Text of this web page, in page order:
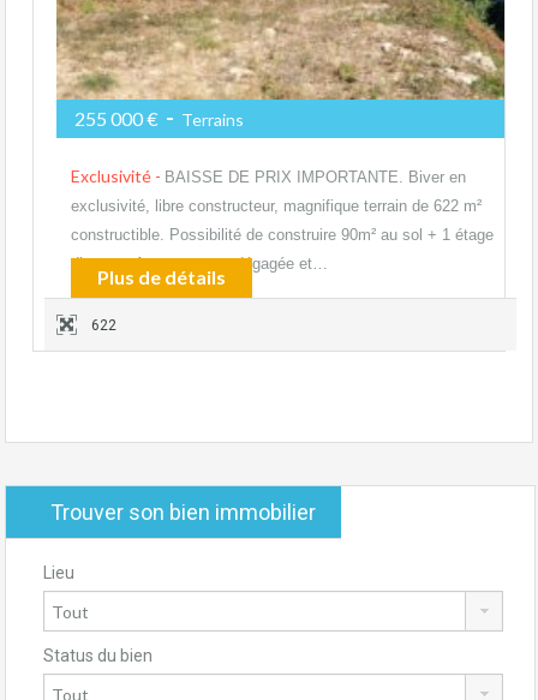
255 000 € - Terrains
Exclusivité - BAISSE DE PRIX IMPORTANTE. Biver en
exclusivité, libre constructeur, magnifique terrain de 622 m²
constructible. Possibilité de construire 90m² au sol + 1 étage
d’autant. Avec une vue dégagée et…
Plus de détails
622
Trouver son bien immobilier
Lieu
Status du bien